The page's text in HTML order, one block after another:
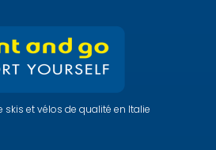
skis et vélos de qualité en Italie